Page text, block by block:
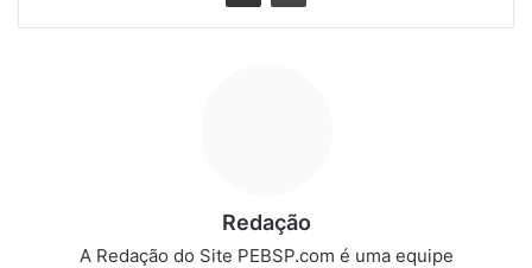
Redação
A Redação do Site PEBSP.com é uma equipe